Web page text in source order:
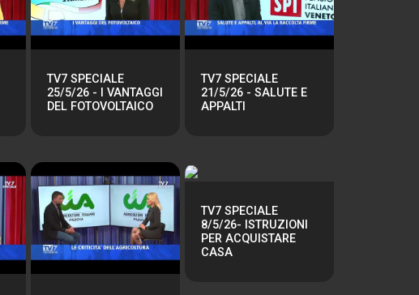
TV7 SPECIALE
25/5/26 - I VANTAGGI
DEL FOTOVOLTAICO
TV7 SPECIALE
21/5/26 - SALUTE E
APPALTI
TV7 SPECIALE
8/5/26- ISTRUZIONI
PER ACQUISTARE
CASA